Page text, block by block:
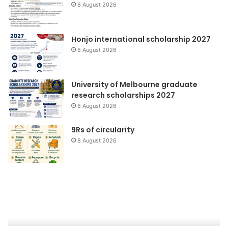
8 August 2026
Honjo international scholarship 2027
8 August 2026
University of Melbourne graduate
research scholarships 2027
8 August 2026
9Rs of circularity
8 August 2026